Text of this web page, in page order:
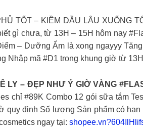
TỐT – KIỀM DẦU LÂU XUỐNG
gì chưa, từ 13H – 15H hôm nay
– Dưỡng Ẩm là xong ngayyy
Nhập mã #D1 trong khung giờ từ
LY – ĐẸP NHƯ Ý GIỜ VÀNG
chỉ #89K Combo 12 gói sữa tắm
quy định Số lượng Sản phẩm có
ngay tại: